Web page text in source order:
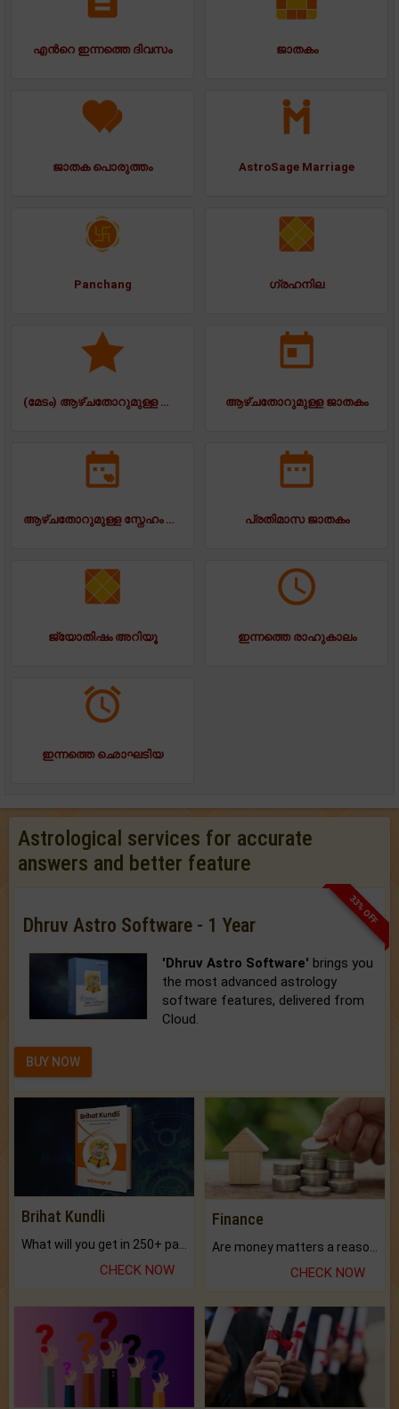
എന്‍റെ ഇന്നത്തെ ദിവസം ജാതകം
ജാതക പൊരുത്തം AstroSage Marriage
Panchang ഗ്രഹനില
(മേടം) ആഴ്ചതോറുമുള്ള ജാതകം ആഴ്ചതോറുമുള്ള ജാതകം
ആഴ്ചതോറുമുള്ള സ്നേഹം ജാതകം പ്രതിമാസ ജാതകം
ജ്യോതിഷം അറിയൂ ഇന്നത്തെ രാഹുകാലം
ഇന്നത്തെ ഛൊഘടിയ
Astrological services for accurate
answers and better feature
33% OFF
Dhruv Astro Software - 1 Year
'Dhruv Astro Software' brings you
the most advanced astrology
software features, delivered from
Cloud.
BUY NOW
Brihat Kundli
CHECK NOW
Finance
CHECK NOW